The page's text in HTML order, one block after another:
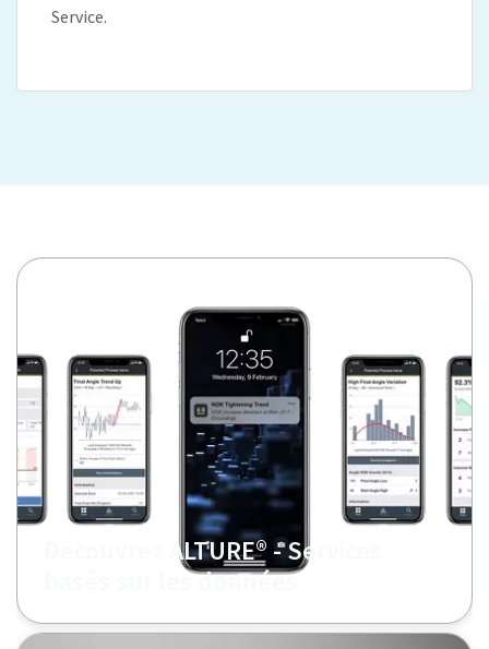
Service.
Découvrez ALTURE® - Services
basés sur les données